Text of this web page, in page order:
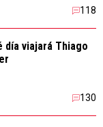
118
día viajará Thiago
130